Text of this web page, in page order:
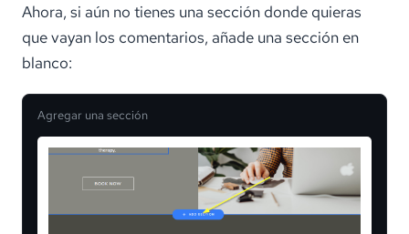
Ahora, si aún no tienes una sección donde quieras
que vayan los comentarios, añade una sección en
blanco:
Agregar una sección